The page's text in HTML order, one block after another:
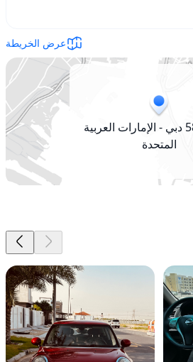
عرض الخريطة
58QR+7P دبي - الإمارات العربية
المتحدة